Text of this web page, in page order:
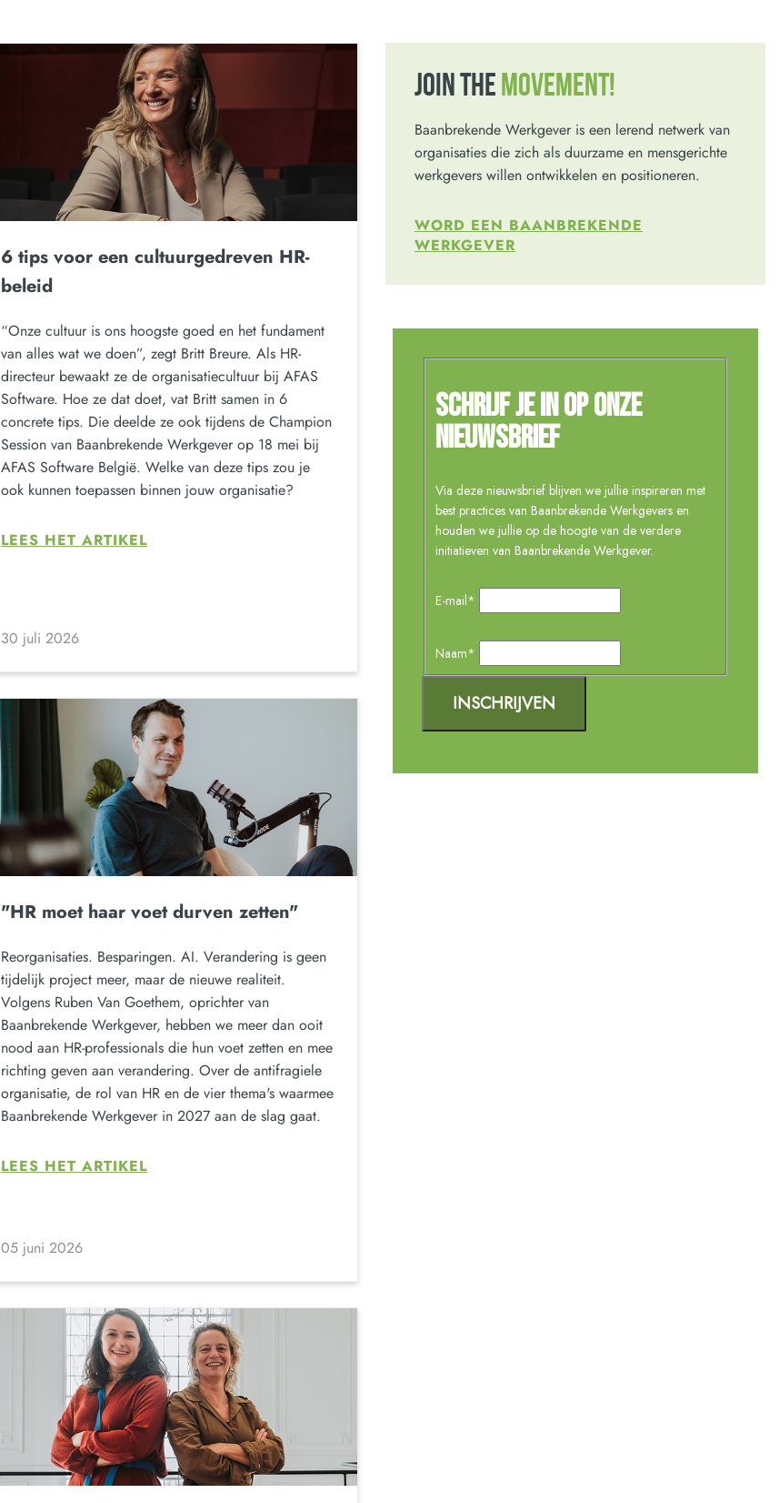
6 tips voor een cultuurgedreven HR-
beleid
“Onze cultuur is ons hoogste goed en het fundament
van alles wat we doen”, zegt Britt Breure. Als HR-
directeur bewaakt ze de organisatiecultuur bij AFAS
Software. Hoe ze dat doet, vat Britt samen in 6
concrete tips. Die deelde ze ook tijdens de Champion
Session van Baanbrekende Werkgever op 18 mei bij
AFAS Software België. Welke van deze tips zou je
ook kunnen toepassen binnen jouw organisatie?
LEES HET ARTIKEL
30 juli 2026
"HR moet haar voet durven zetten"
Reorganisaties. Besparingen. AI. Verandering is geen
tijdelijk project meer, maar de nieuwe realiteit.
Volgens Ruben Van Goethem, oprichter van
Baanbrekende Werkgever, hebben we meer dan ooit
nood aan HR-professionals die hun voet zetten en mee
richting geven aan verandering. Over de antifragiele
organisatie, de rol van HR en de vier thema's waarmee
Baanbrekende Werkgever in 2027 aan de slag gaat.
LEES HET ARTIKEL
05 juni 2026
JOIN THE MOVEMENT!
Baanbrekende Werkgever is een lerend netwerk van
organisaties die zich als duurzame en mensgerichte
werkgevers willen ontwikkelen en positioneren.
WORD EEN BAANBREKENDE
WERKGEVER